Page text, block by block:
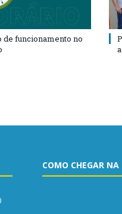
de funcionamento no
COMO CHEGAR